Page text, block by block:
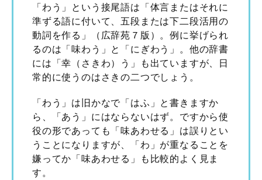
「わう」という接尾語は「体言またはそれに
準ずる語に付いて、五段または下二段活用の
動詞を作る」（広辞苑７版）。例に挙げられ
るのは「味わう」と「にぎわう」。他の辞書
には「幸（さきわ）う」も出ていますが、日
常的に使うのはさきの二つでしょう。
「わう」は旧かなで「はふ」と書きますか
ら、「あう」にはならないはず。ですから使
役の形であっても「味あわせる」は誤りとい
うことになりますが、「わ」が重なることを
嫌ってか「味あわせる」も比較的よく見ま
す。